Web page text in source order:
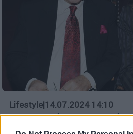
Lifestyle|14.07.2024 14:10
Στο μνημόσυνο του